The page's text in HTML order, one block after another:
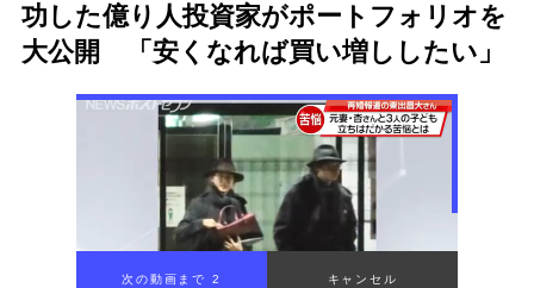
功した億り人投資家がポートフォリオを
大公開 「安くなれば買い増ししたい」
次の動画まで 1 キャンセル